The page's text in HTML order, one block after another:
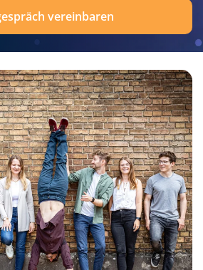
Zusammenarbeit aus. Wir
äußerst zufrieden und
nur empfehlen!
vereinbaren